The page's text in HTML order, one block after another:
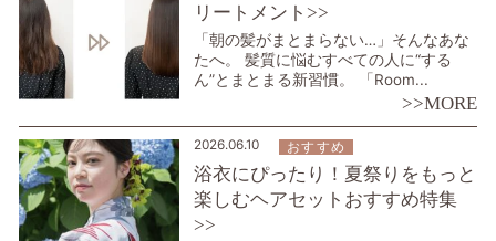
リートメント>>
「朝の髪がまとまらない…」そんなあな
たへ。 髪質に悩むすべての人に“する
ん”とまとまる新習慣。 「Room...
>>MORE
2026.06.10 おすすめ
浴衣にぴったり！夏祭りをもっと
楽しむヘアセットおすすめ特集
>>